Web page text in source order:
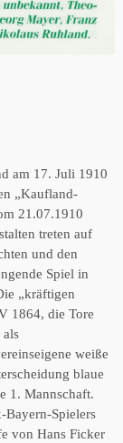
am 17. Juli 1910
„Kaufland-
21.07.1910
treten auf
und den
Spiel in
„kräftigen
1864, die Tore
als
weiße
blaue
1. Mannschaft.
Bayern-Spielers
von Hans Ficker